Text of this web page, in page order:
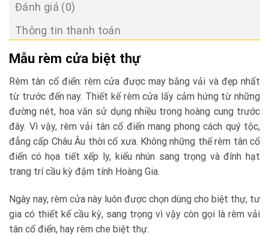
Đánh giá (0)
Thông tin thanh toán
Mẫu rèm cửa biệt thự
Rèm tân cổ điển: rèm cửa được may bằng vải và đẹp nhất
từ trước đến nay. Thiết kế rèm cửa lấy cảm hứng từ những
đường nét, hoa văn sử dụng nhiều trong hoàng cung trước
đây. Vì vậy, rèm vải tân cổ điển mang phong cách quý tộc,
đẳng cấp Châu Âu thời cổ xưa. Không những thế rèm tân cổ
điển có họa tiết xếp ly, kiểu nhún sang trọng và đính hạt
trang trí cầu kỳ đậm tính Hoàng Gia.
Ngày nay, rèm cửa này luôn được chọn dùng cho biệt thự, tư
gia có thiết kế cầu kỳ, sang trọng vì vậy còn gọi là rèm vải
tân cổ điển, hay rèm che biệt thự.